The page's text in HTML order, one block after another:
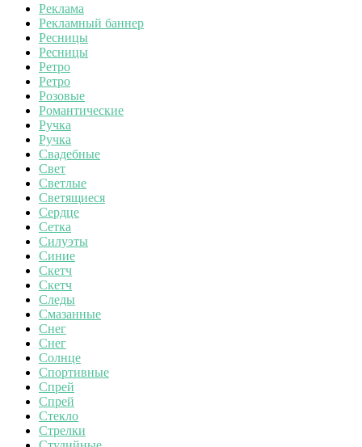
Реклама
Рекламный баннер
Ресницы
Ресницы
Ретро
Ретро
Розовые
Романтические
Ручка
Ручка
Свадебные
Свет
Светлые
Светящиеся
Сердце
Сетка
Силуэты
Синие
Скетч
Скетч
Следы
Смазанные
Снег
Снег
Солнце
Спортивные
Спрей
Спрей
Стекло
Стрелки